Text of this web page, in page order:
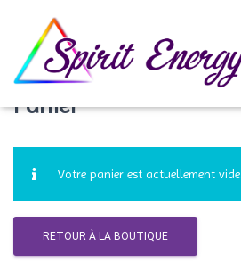
Panier
Votre panier est actuellement vide.
RETOUR À LA BOUTIQUE